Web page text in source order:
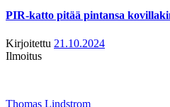
PIR-katto pitää pintansa
Kirjoitettu 21.10.2024
Ilmoitus
Thomas Lindstrom